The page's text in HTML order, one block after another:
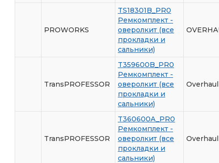
PROWORKS
TS18301B_PR0
Ремкомплект -
оверолкит (все
прокладки и
сальники)
TransPROFESSOR
T359600B_PR0
Ремкомплект -
оверолкит (все
прокладки и
сальники)
TransPROFESSOR
T360600A_PR0
Ремкомплект -
оверолкит (все
прокладки и
сальники)